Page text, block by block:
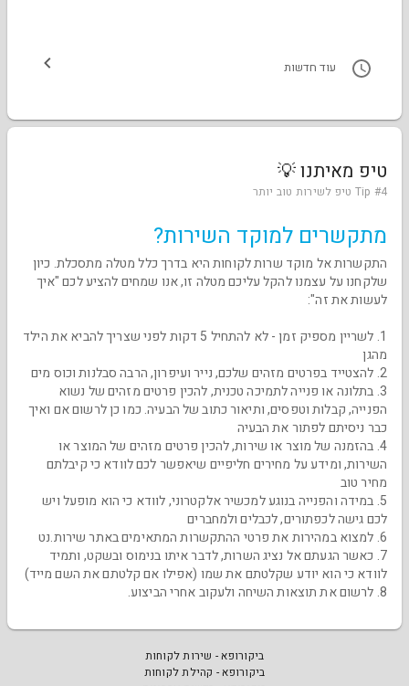
עוד חדשות
טיפ מאיתנו 💡
Tip #4 טיפ לשירות טוב יותר
מתקשרים למוקד השירות?
התקשרות אל מוקד שרות לקוחות היא בדרך כלל מטלה מתסכלת. כיון
שלקחנו על עצמנו להקל עליכם מטלה זו, אנו שמחים להציע לכם "איך
לעשות את זה":
1. לשריין מספיק זמן - לא להתחיל 5 דקות לפני שצריך להביא את הילד
מהגן
2. להצטייד בפרטים מזהים שלכם, נייר ועיפרון, הרבה סבלנות וכוס מים
3. בתלונה או פנייה לתמיכה טכנית, להכין פרטים מזהים של נשוא
הפנייה, קבלות וטפסים, ותיאור כתוב של הבעיה. כמו כן לרשום אם ואיך
כבר ניסיתם לפתור את הבעיה
4. בהזמנה של מוצר או שירות, להכין פרטים מזהים של המוצר או
השירות, ומידע על מחירים חליפיים שיאפשר לכם לוודא כי קיבלתם
מחיר טוב
5. במידה והפנייה בנוגע למכשיר אלקטרוני, לוודא כי הוא מופעל ויש
לכם גישה לכפתורים, לכבלים ולמחברים
6. למצוא במהירות את פרטי ההתקשרות המתאימים באתר שירות.נט
7. כאשר הגעתם אל נציג השרות, לדבר איתו בנימוס ובשקט, ותמיד
לוודא כי הוא יודע שקלטתם את שמו (אפילו אם קלטתם את השם מייד)
8. לרשום את תוצאות השיחה ולעקוב אחרי הביצוע.
ביקורופא - שירות לקוחות
ביקורופא - קהילת לקוחות